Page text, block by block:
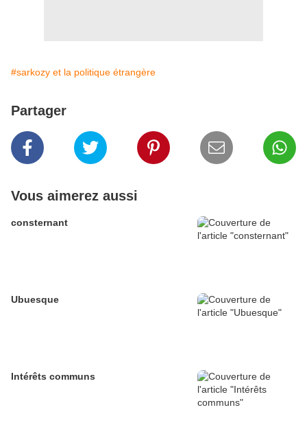
#sarkozy et la politique étrangère
Partager
Vous aimerez aussi
consternant
Ubuesque
Intérêts communs